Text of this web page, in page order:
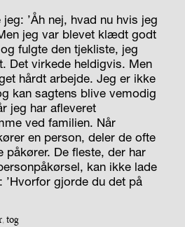
’Åh nej, hvad nu hvis jeg
jeg var blevet klædt godt
fulgte den tjekliste, jeg
Det virkede heldigvis. Men
hårdt arbejde. Jeg er ikke
kan sagtens blive vemodig
jeg har afleveret
ved familien. Når
en person, deler de ofte
påkører. De fleste, der har
kan ikke lade
gjorde du det på
, tog